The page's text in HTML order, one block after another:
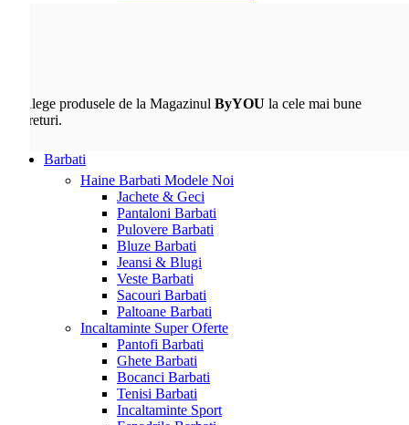
Alege produsele de la Magazinul ByYOU la cele mai bune
preturi.
Barbati
Haine Barbati Modele Noi
Jachete & Geci
Pantaloni Barbati
Pulovere Barbati
Bluze Barbati
Jeansi & Blugi
Veste Barbati
Sacouri Barbati
Paltoane Barbati
Incaltaminte Super Oferte
Pantofi Barbati
Ghete Barbati
Bocanci Barbati
Tenisi Barbati
Incaltaminte Sport